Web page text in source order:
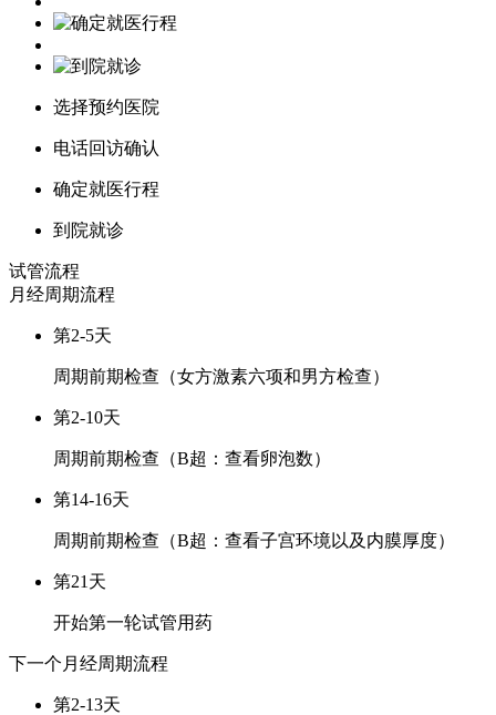
选择预约医院
电话回访确认
确定就医行程
到院就诊
试管流程
月经周期流程
第2-5天
周期前期检查（女方激素六项和男方检查）
第2-10天
周期前期检查（B超：查看卵泡数）
第14-16天
周期前期检查（B超：查看子宫环境以及内膜厚度）
第21天
开始第一轮试管用药
下一个月经周期流程
第2-13天